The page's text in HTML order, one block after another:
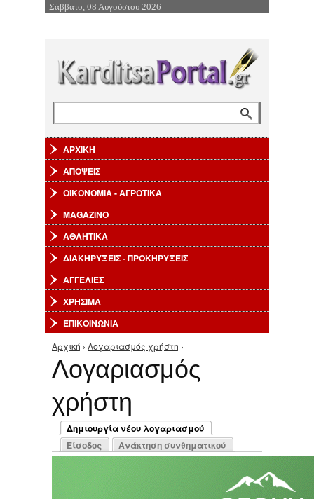
Επιστροφή στην Πλοήγηση
Σάββατο, 08 Αυγούστου 2026
ΑΡΧΙΚΗ
ΑΠΟΨΕΙΣ
ΟΙΚΟΝΟΜΙΑ - ΑΓΡΟΤΙΚΑ
MAGAZINO
ΑΘΛΗΤΙΚΑ
ΔΙΑΚΗΡΥΞΕΙΣ - ΠΡΟΚΗΡΥΞΕΙΣ
ΑΓΓΕΛΙΕΣ
ΧΡΗΣΙΜΑ
ΕΠΙΚΟΙΝΩΝΙΑ
Είστε εδώ
Αρχική › Λογαριασμός χρήστη ›
Λογαριασμός
χρήστη
Πρωτεύουσες καρτέλες
Δημιουργία νέου λογαριασμού
(ενεργή καρτέλα)
Είσοδος Ανάκτηση συνθηματικού